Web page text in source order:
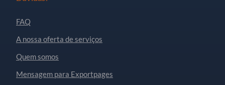
FAQ
A nossa oferta de serviços
Quem somos
Mensagem para Exportpages